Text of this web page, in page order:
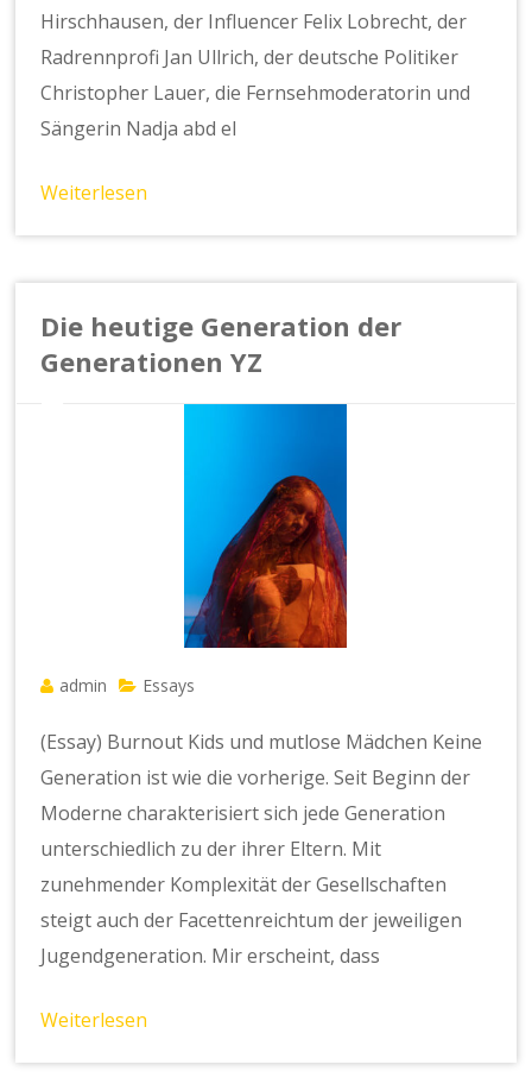
Hirschhausen, der Influencer Felix Lobrecht, der
Radrennprofi Jan Ullrich, der deutsche Politiker
Christopher Lauer, die Fernsehmoderatorin und
Sängerin Nadja abd el
Weiterlesen
Die heutige Generation der
Generationen YZ
admin Essays
(Essay) Burnout Kids und mutlose Mädchen Keine
Generation ist wie die vorherige. Seit Beginn der
Moderne charakterisiert sich jede Generation
unterschiedlich zu der ihrer Eltern. Mit
zunehmender Komplexität der Gesellschaften
steigt auch der Facettenreichtum der jeweiligen
Jugendgeneration. Mir erscheint, dass
Weiterlesen